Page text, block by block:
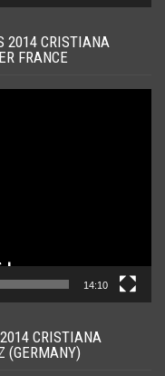
2014 CRISTIANA
FRANCE
14:10
CRISTIANA
(GERMANY)